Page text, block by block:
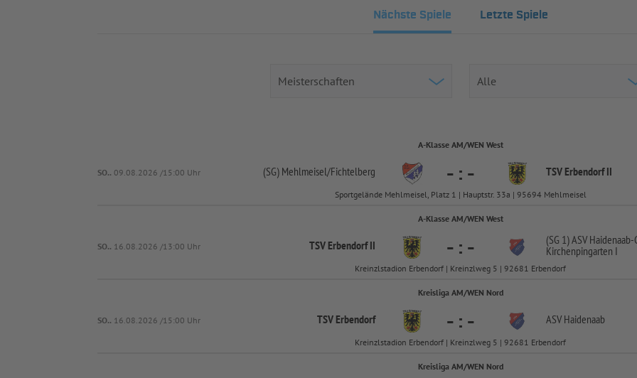
Nächste Spiele Letzte Spiele
A-Klasse AM/WEN West
SO.. 09.08.2026 /15:00 Uhr (SG) Mehlmeisel/Fichtelberg - : - TSV Erbendorf II
Sportgelände Mehlmeisel, Platz 1 | Hauptstr. 33a | 95694 Mehlmeisel
A-Klasse AM/WEN West
SO.. 16.08.2026 /13:00 Uhr TSV Erbendorf II - : - (SG 1) ASV Haidenaab-
Kirchenpingarten I
Kreinzlstadion Erbendorf | Kreinzlweg 5 | 92681 Erbendorf
Kreisliga AM/WEN Nord
SO.. 16.08.2026 /15:00 Uhr TSV Erbendorf - : - ASV Haidenaab
Kreinzlstadion Erbendorf | Kreinzlweg 5 | 92681 Erbendorf
Kreisliga AM/WEN Nord